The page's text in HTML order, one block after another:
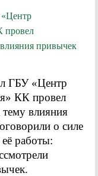
провел
привычек
ГБУ «Центр
КК провел
влияния
о силе
работы: